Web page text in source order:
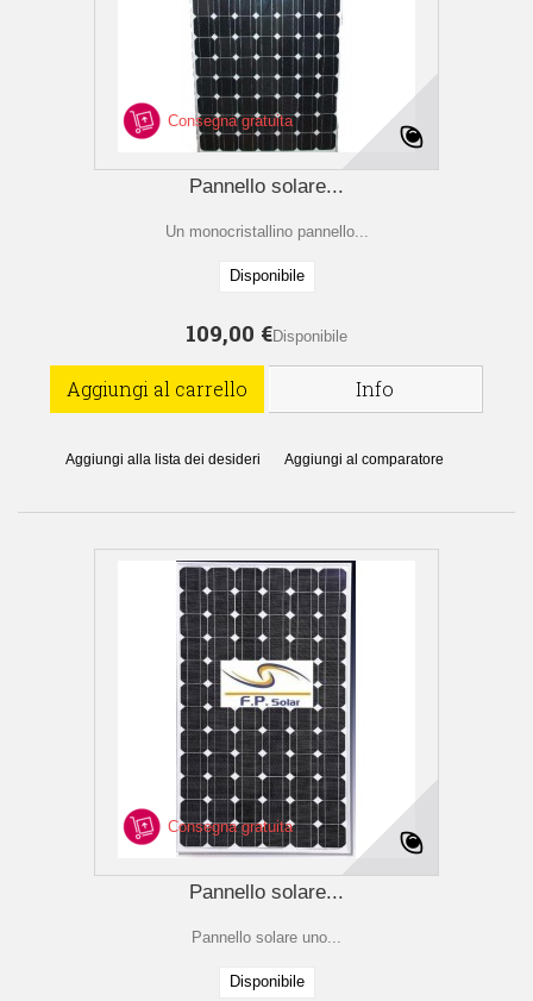
Consegna gratuita
Pannello solare...
Un monocristallino pannello...
Disponibile
109,00 €Disponibile
Aggiungi al carrello Info
Aggiungi alla lista dei desideri Aggiungi al comparatore
Consegna gratuita
Pannello solare...
Pannello solare uno...
Disponibile